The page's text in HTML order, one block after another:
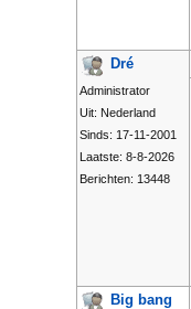
Dré
Administrator
Uit: Nederland
Sinds: 17-11-2001
Laatste: 8-8-2026
Berichten: 13448
Big bang